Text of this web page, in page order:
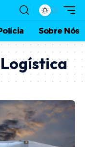
Sobre Nós